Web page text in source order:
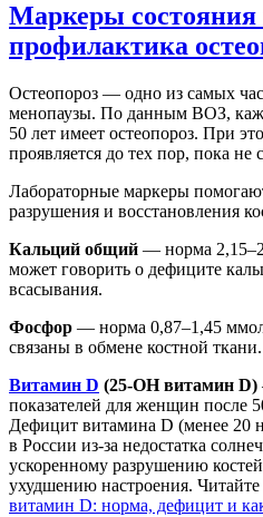
Маркеры состояния
профилактика
Остеопороз — одно из самых
менопаузы. По данным ВОЗ,
50 лет имеет остеопороз. При
проявляется до тех пор, пока не
Лабораторные маркеры
разрушения и восстановления
Кальций общий — норма
может говорить о дефиците
всасывания.
Фосфор — норма 0,87–1,45
связаны в обмене костной ткани.
Витамин D (25-OH витамин D)
показателей для женщин после
Дефицит витамина D (менее 20
в России из-за недостатка
ускоренному разрушению
ухудшению настроения. Читайте
витамин D: норма, дефицит и